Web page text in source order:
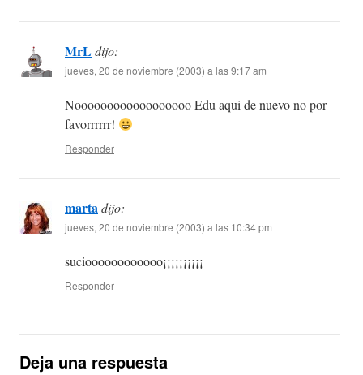
MrLdijo:
jueves, 20 de noviembre (2003) a las 9:17 am
Noooooooooooooooooo Edu aqui de nuevo no por
favorrrrrr!
Responder
martadijo:
jueves, 20 de noviembre (2003) a las 10:34 pm
sucioooooooooooo¡¡¡¡¡¡¡¡¡¡
Responder
Deja una respuesta